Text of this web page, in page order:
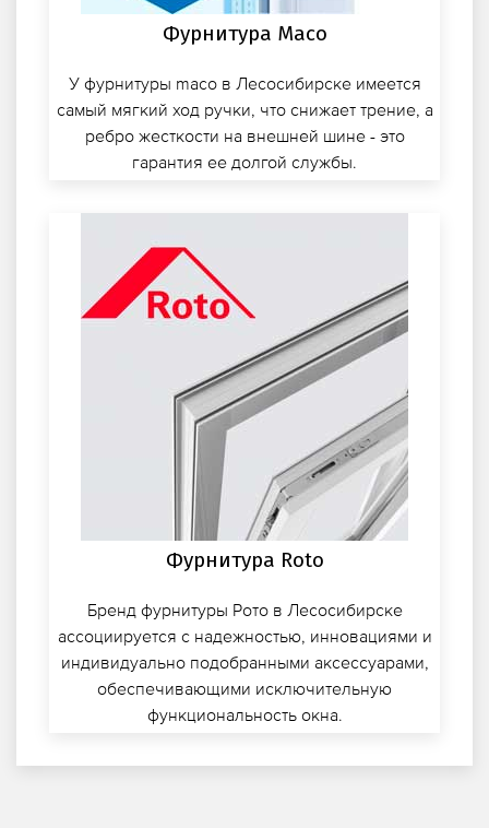
Фурнитура Maco
У фурнитуры maco в Лесосибирске имеется
самый мягкий ход ручки, что снижает трение, а
ребро жесткости на внешней шине - это
гарантия ее долгой службы.
Фурнитура Roto
Бренд фурнитуры Рото в Лесосибирске
ассоциируется с надежностью, инновациями и
индивидуально подобранными аксессуарами,
обеспечивающими исключительную
функциональность окна.